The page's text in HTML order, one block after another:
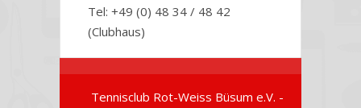
Tel: +49 (0) 48 34 / 48 42
(Clubhaus)
Tennisclub Rot-Weiss Büsum e.V. -